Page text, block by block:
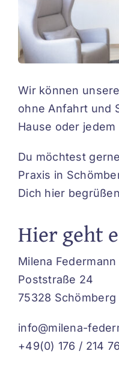
Wir können
ohne Anfahrt und
Hause oder
Du möchtest
Praxis in
Dich hier
Hier geht
Milena Federmann
Poststraße 24
75328 Schömberg
info@milena-
+49(0) 176 / 214